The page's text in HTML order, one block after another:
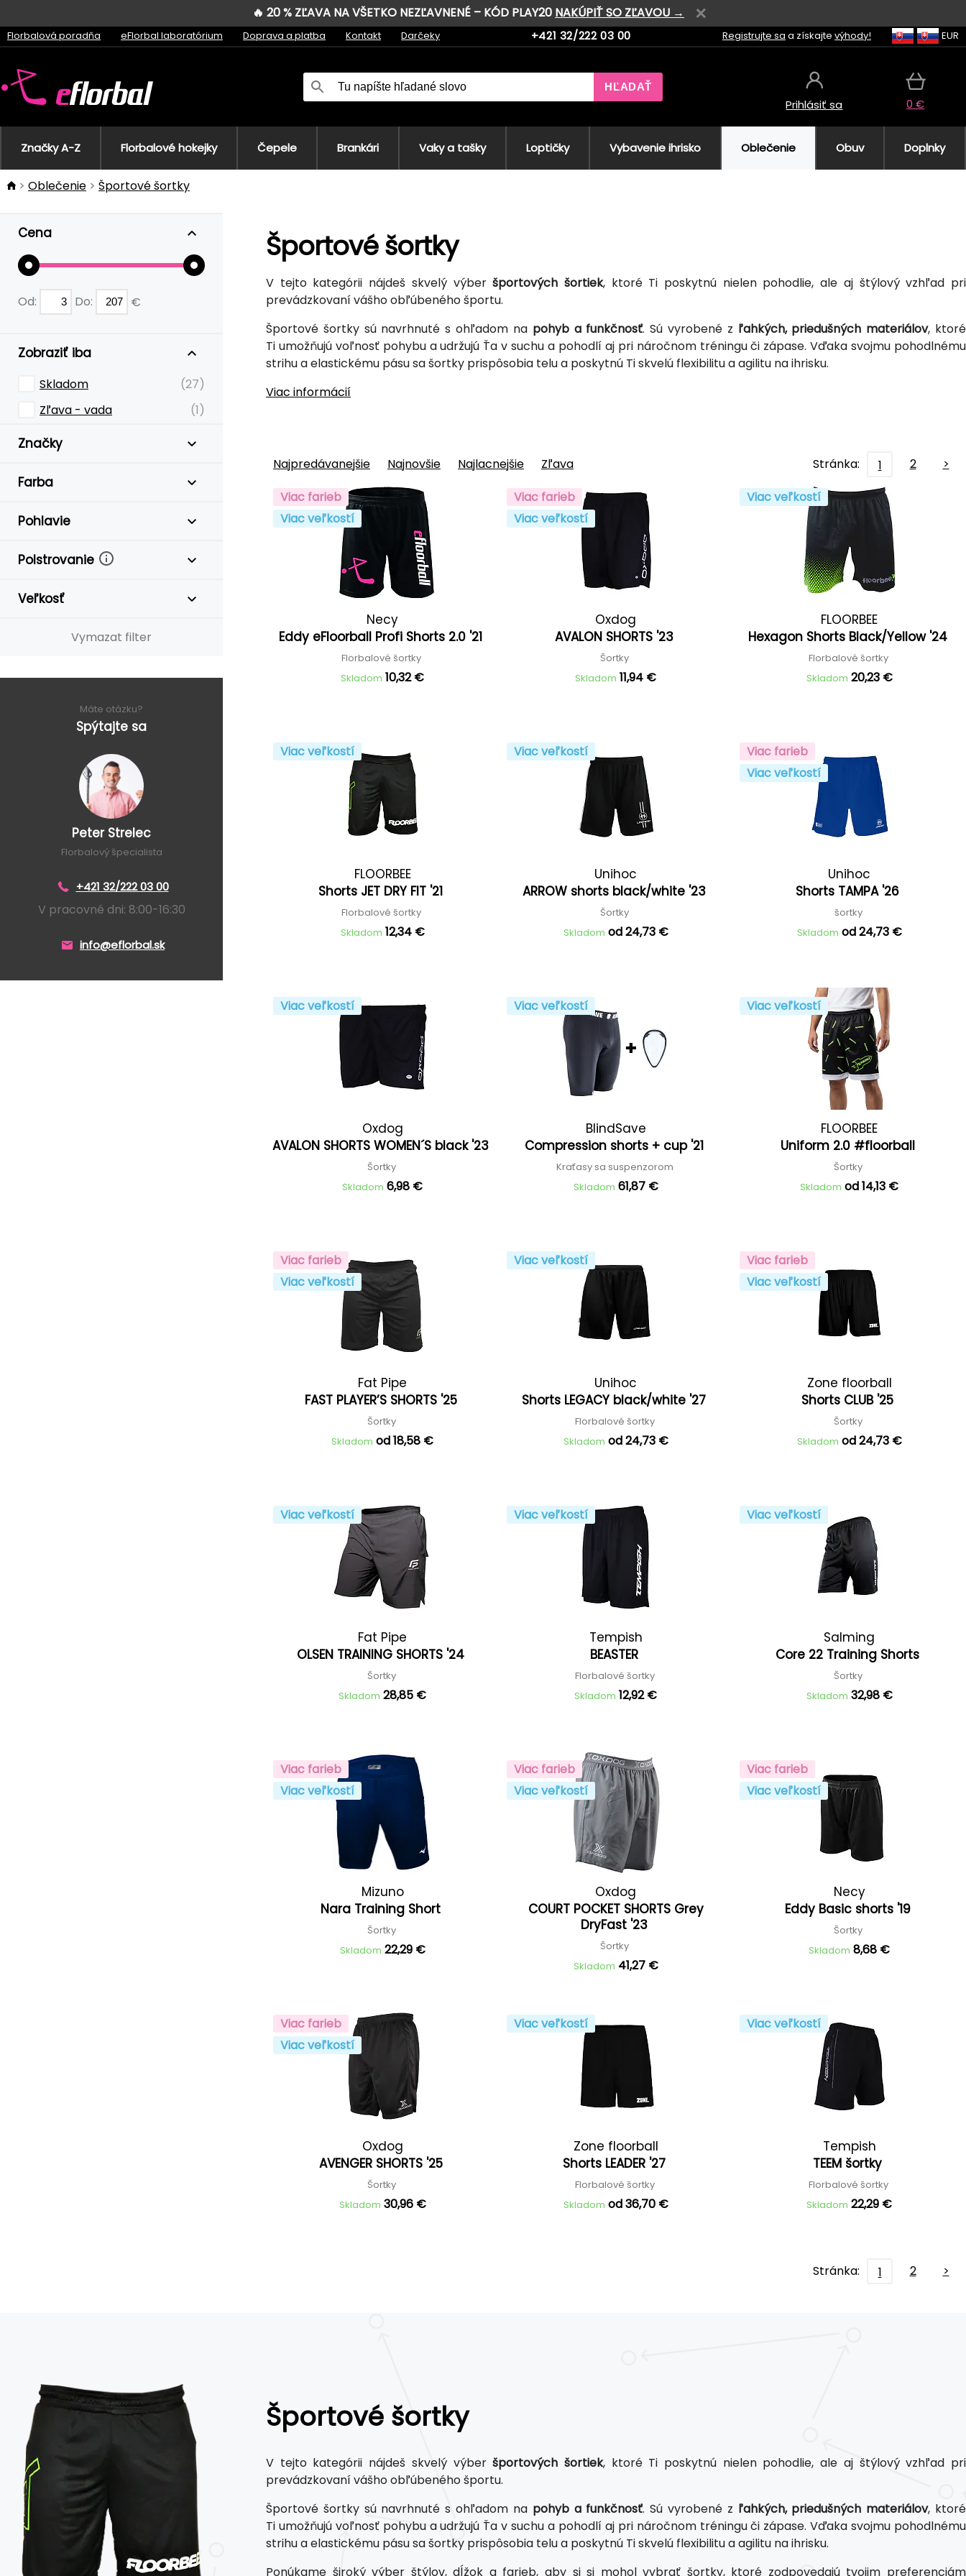
🔥 20 % ZĽAVA NA VŠETKO NEZĽAVNENÉ – KÓD PLAY20 NAKÚPIŤ SO ZĽAVOU →
Florbalová poradňa eFlorbal laboratórium Doprava a platba Kontakt Darčeky +421 32/222 03 00 Registrujte sa a získajte výhody! EUR
HĽADAŤ
Prihlásiť sa 0 €
Značky A-Z Florbalové hokejky Čepele Brankári Vaky a tašky Loptičky Vybavenie ihrisko Oblečenie Obuv Doplnky
Oblečenie Športové šortky
Cena
Od: Do: €
Zobraziť iba
Skladom
(27)
Zľava - vada
(1)
Značky
Farba
Pohlavie
Polstrovanie
Veľkosť
Vymazat filter
Máte otázku?
Spýtajte sa
Peter Strelec
Florbalový špecialista
+421 32/222 03 00
V pracovné dni: 8:00-16:30
info@eflorbal.sk
Športové šortky
V tejto kategórii nájdeš skvelý výberšportových šortiek, ktoré Ti poskytnú nielen pohodlie, ale aj štýlový vzhľad pri
prevádzkovaní vášho obľúbeného športu.
Športové šortky sú navrhnuté s ohľadom na pohyb a funkčnosť. Sú vyrobené z ľahkých, priedušných materiálov, ktoré
Ti umožňujú voľnosť pohybu a udržujú Ťa v suchu a pohodlí aj pri náročnom tréningu či zápase. Vďaka svojmu pohodlnému
strihu a elastickému pásu sa šortky prispôsobia telu a poskytnú Ti skvelú flexibilitu a agilitu na ihrisku.
Viac informácií
Najpredávanejšie Najnovšie Najlacnejšie Zľava Stránka: 1 2
>
Viac farieb
Viac veľkostí
Necy
Eddy eFloorball Profi Shorts 2.0 '21
Florbalové šortky
Skladom 10,32 €
Viac farieb
Viac veľkostí
Oxdog
AVALON SHORTS '23
Šortky
Skladom 11,94 €
Viac veľkostí
FLOORBEE
Hexagon Shorts Black/Yellow '24
Florbalové šortky
Skladom 20,23 €
Viac veľkostí
FLOORBEE
Shorts JET DRY FIT '21
Florbalové šortky
Skladom 12,34 €
Viac veľkostí
Unihoc
ARROW shorts black/white '23
Šortky
Skladom od 24,73 €
Viac farieb
Viac veľkostí
Unihoc
Shorts TAMPA '26
šortky
Skladom od 24,73 €
Viac veľkostí
Oxdog
AVALON SHORTS WOMEN´S black '23
Šortky
Skladom 6,98 €
Viac veľkostí
BlindSave
Compression shorts + cup '21
Kraťasy sa suspenzorom
Skladom 61,87 €
Viac veľkostí
FLOORBEE
Uniform 2.0 #floorball
Šortky
Skladom od 14,13 €
Viac farieb
Viac veľkostí
Fat Pipe
FAST PLAYER’S SHORTS '25
Šortky
Skladom od 18,58 €
Viac veľkostí
Unihoc
Shorts LEGACY black/white '27
Florbalové šortky
Skladom od 24,73 €
Viac farieb
Viac veľkostí
Zone floorball
Shorts CLUB '25
Šortky
Skladom od 24,73 €
Viac veľkostí
Fat Pipe
OLSEN TRAINING SHORTS '24
Šortky
Skladom 28,85 €
Viac veľkostí
Tempish
BEASTER
Florbalové šortky
Skladom 12,92 €
Viac veľkostí
Salming
Core 22 Training Shorts
Šortky
Skladom 32,98 €
Viac farieb
Viac veľkostí
Mizuno
Nara Training Short
Šortky
Skladom 22,29 €
Viac farieb
Viac veľkostí
Oxdog
COURT POCKET SHORTS Grey
DryFast '23
Šortky
Skladom 41,27 €
Viac farieb
Viac veľkostí
Necy
Eddy Basic shorts '19
Šortky
Skladom 8,68 €
Viac farieb
Viac veľkostí
Oxdog
AVENGER SHORTS '25
Šortky
Skladom 30,96 €
Viac veľkostí
Zone floorball
Shorts LEADER '27
Florbalové šortky
Skladom od 36,70 €
Viac veľkostí
Tempish
TEEM šortky
Florbalové šortky
Skladom 22,29 €
Stránka: 1 2 >
Športové šortky
V tejto kategórii nájdeš skvelý výberšportových šortiek, ktoré Ti poskytnú nielen pohodlie, ale aj štýlový vzhľad pri
prevádzkovaní vášho obľúbeného športu.
Športové šortky sú navrhnuté s ohľadom na pohyb a funkčnosť. Sú vyrobené z ľahkých, priedušných materiálov, ktoré
Ti umožňujú voľnosť pohybu a udržujú Ťa v suchu a pohodlí aj pri náročnom tréningu či zápase. Vďaka svojmu pohodlnému
strihu a elastickému pásu sa šortky prispôsobia telu a poskytnú Ti skvelú flexibilitu a agilitu na ihrisku.
Ponúkame široký výber štýlov, dĺžok a farieb, aby si si mohol vybrať šortky, ktoré zodpovedajú tvojim preferenciám